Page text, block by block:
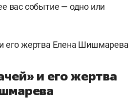
вас событие — одно или
и его жертва